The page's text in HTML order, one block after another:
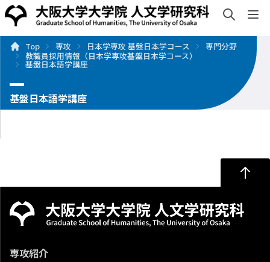
入試・入学案内 情報公開 研究・社会連携 国際交流
Top 専攻 日本学専攻 基盤日本学コース
専門分野
教職員採用情報（日本学専攻基盤日本学コース）
基盤日本語学講座
基盤日本語学講座
専攻紹介